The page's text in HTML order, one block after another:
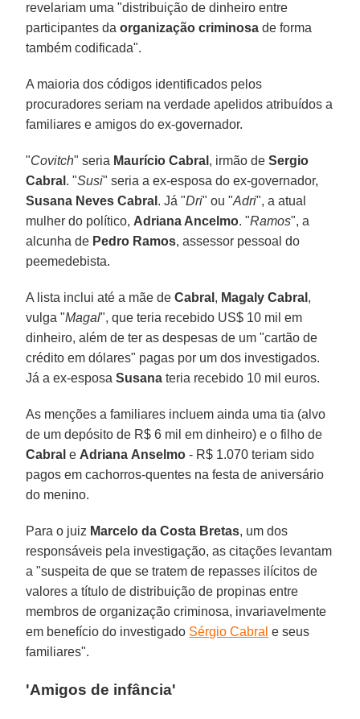
revelariam uma "distribuição de dinheiro entre
participantes daorganização criminosa de forma
também codificada".
A maioria dos códigos identificados pelos
procuradores seriam na verdade apelidos atribuídos a
familiares e amigos do ex-governador.
"Covitch" seria Maurício Cabral , irmão deSergio
Cabral . "Susi" seria a ex-esposa do ex-governador,
Susana Neves Cabral . Já "Dri" ou "Adri", a atual
mulher do político, Adriana Ancelmo. "Ramos", a
alcunha de Pedro Ramos, assessor pessoal do
peemedebista.
A lista inclui até a mãe deCabral , Magaly Cabral ,
vulga "Magal", que teria recebido US$ 10 mil em
dinheiro, além de ter as despesas de um "cartão de
crédito em dólares" pagas por um dos investigados.
Já a ex-esposaSusana teria recebido 10 mil euros.
As menções a familiares incluem ainda uma tia (alvo
de um depósito de R$ 6 mil em dinheiro) e o filho de
Cabral e Adriana Anselmo - R$ 1.070 teriam sido
pagos em cachorros-quentes na festa de aniversário
do menino.
Para o juiz Marcelo da Costa Bretas, um dos
responsáveis pela investigação, as citações levantam
a "suspeita de que se tratem de repasses ilícitos de
valores a título de distribuição de propinas entre
membros de organização criminosa, invariavelmente
em benefício do investigado Sérgio Cabral e seus
familiares".
'Amigos de infância'